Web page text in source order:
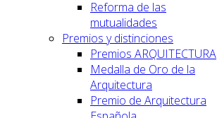
Reforma de las
mutualidades
Premios y distinciones
Premios ARQUITECTURA
Medalla de Oro de la
Arquitectura
Premio de Arquitectura